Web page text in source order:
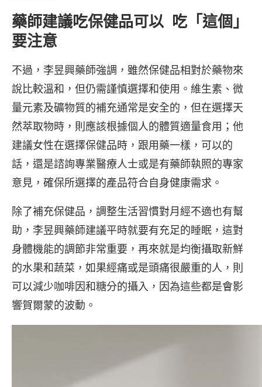
藥師建議吃保健品可以 吃「這個」
要注意
不過，李昱興藥師強調，雖然保健品相對於藥物來
說比較溫和，但仍需謹慎選擇和使用。維生素、微
量元素及礦物質的補充通常是安全的，但在選擇天
然萃取物時，則應該根據個人的體質適量食用；他
建議女性在選擇保健品時，跟用藥一樣，可以的
話，還是諮詢專業醫療人士或是有藥師執照的專家
意見，確保所選擇的產品符合自身健康需求。
除了補充保健品，調整生活習慣對月經不適也有幫
助，李昱興藥師建議平時就要有充足的睡眠，這對
身體機能的調節非常重要，再來就是均衡攝取新鮮
的水果和蔬菜，如果經痛或是頭痛很嚴重的人，則
可以減少咖啡因和糖分的攝入，因為這些都是會影
響賀爾蒙的波動。